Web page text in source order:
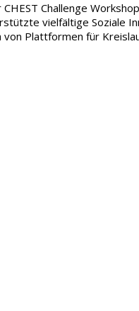
Challenge
vielfältige Soziale
Plattformen für